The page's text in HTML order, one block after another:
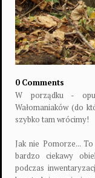
0 Comments
W porządku -
Wałomaniaków (do
szybko tam wrócimy!
Jak nie Pomorze...
bardzo ciekawy
podczas